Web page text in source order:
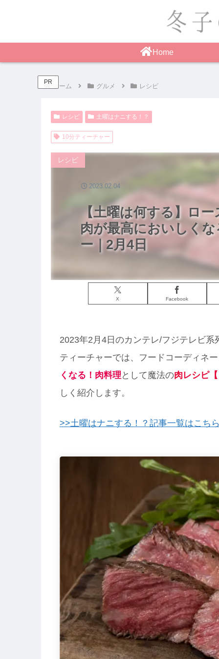
Home
PR
ホーム グルメ レシピ
レシピ 土曜はナニする！？
10分ティーチャー
【土曜は何する】ロ
肉が最高においしく
ー｜2月4日
レシピ
X Facebook
2023.02.04
2023年2月4日のカンテレ/フジテレビ
ティーチャーでは、フードコーディネ
くなる！肉料理 として魔法の肉レシピ
しく紹介します。
>>土曜はナニする！？記事一覧はこち